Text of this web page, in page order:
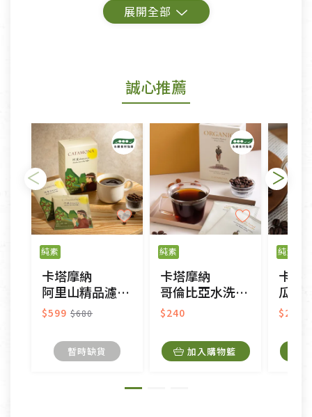
鑑賞期商品說明：
若您購買的商品有下列「不適用七天鑑賞期商品」情
形者，除商品瑕疵以外，恕不接受退換貨.
依消保法之規定提供該商品七天免費鑑賞期(含例假
日)的服務，原則上若商品未經使用或被汙損(除商品
瑕疵)，一般皆可申請退換貨。
不適用七天鑑賞期商品：
以數位或電磁紀錄形式儲存之商品、易於變質或損壞
之商品、以及性質上無法或不適合退換之商品：如
CD、VCD、DVD、電腦軟體，若產品瑕疵無法讀取僅
接受原片換新。
衣飾鞋類-如T恤，如於送達後水洗或污損者。
美容保養用品、內衣褲、襪子、口罩等私人消耗性產
內衣褲、襪子、口罩個人衛生用品除商品本身有瑕疵
外,依據《通訊交易解除權合理例外情事適用準
誠心推薦
純素
卡塔摩納
阿里山精品濾泡式咖啡
$599 $680
暫時缺貨
純素
卡塔摩納
哥倫比亞水洗濾泡式咖啡-雨林聯盟
$240
加入購物籃
純素
卡塔
瓜地馬拉水
$240